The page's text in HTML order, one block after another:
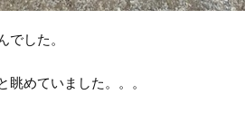
でした。
眺めていました。。。